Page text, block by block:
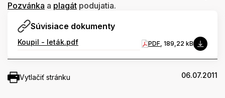
Pozvánka a plagát podujatia.
Súvisiace dokumenty
Koupil - leták.pdf PDF, 189,22 kB
Vytlačiť stránku 06.07.2011